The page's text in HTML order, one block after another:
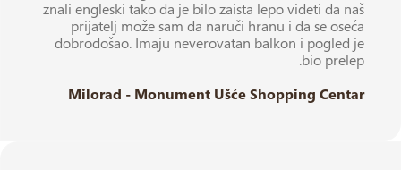
znali engleski tako da je bilo zaista lepo videti da naš
prijatelj može sam da naruči hranu i da se oseća
dobrodošao. Imaju neverovatan balkon i pogled je
bio prelep.
Milorad - Monument Ušće Shopping Centar